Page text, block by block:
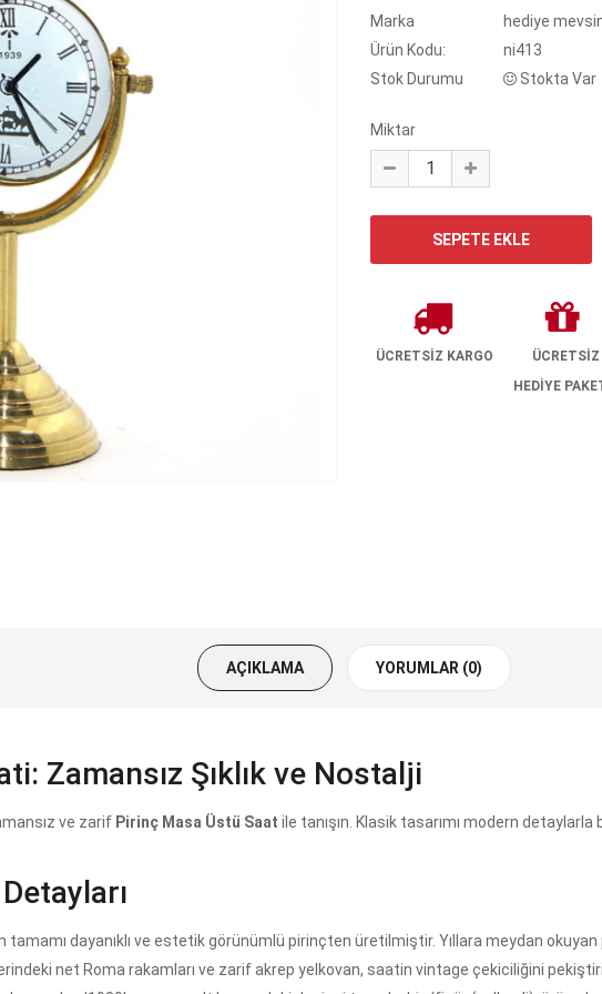
Marka
hediye
Ürün Kodu:
ni413
Stok Durumu
Stokta Var
Miktar
ÜCRETSİZ KARGO
ÜCRETSİZ
HEDİYE
AÇIKLAMA YORUMLAR (0)
Zamansız Şıklık ve Nostalji
ve zarif Pirinç Masa Üstü Saat ile tanışın. Klasik tasarımı modern
tamamı dayanıklı ve estetik görünümlü pirinçten üretilmiştir. Yıllara meydan okuyan
net Roma rakamları ve zarif akrep yelkovan, saatin vintage çekiciliğini